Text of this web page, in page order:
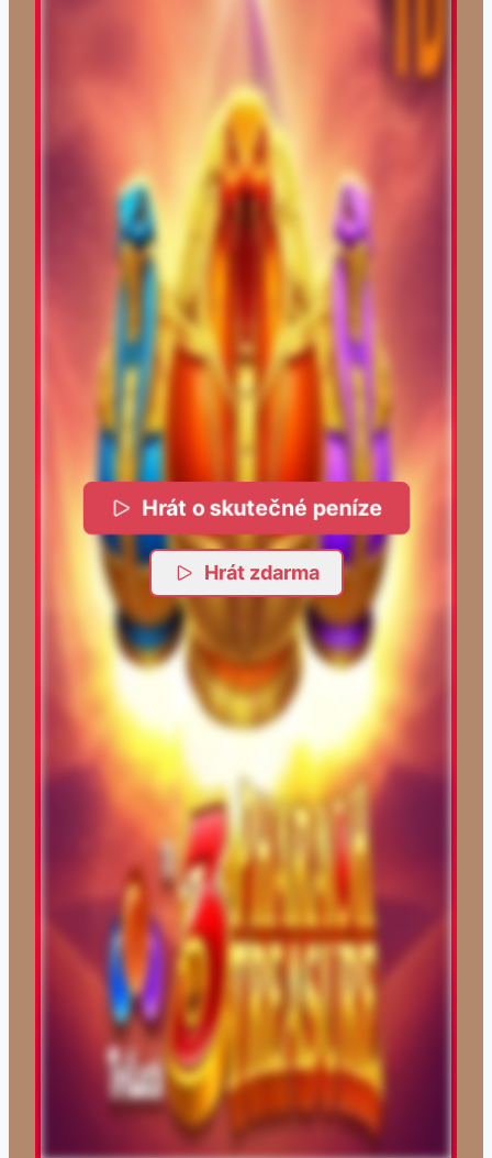
Hrát o skutečné peníze
Hrát zdarma